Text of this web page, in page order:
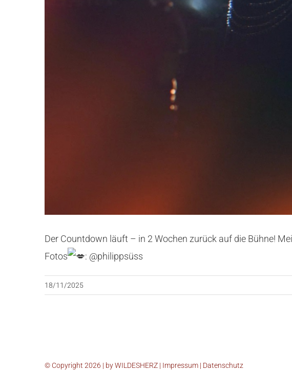
Der Countdown läuft – in 2 Wochen zurück auf die Bühne!
Fotos
: @philippsüss
18/11/2025
© Copyright 2026 | by WILDESHERZ | Impressum| Datenschutz